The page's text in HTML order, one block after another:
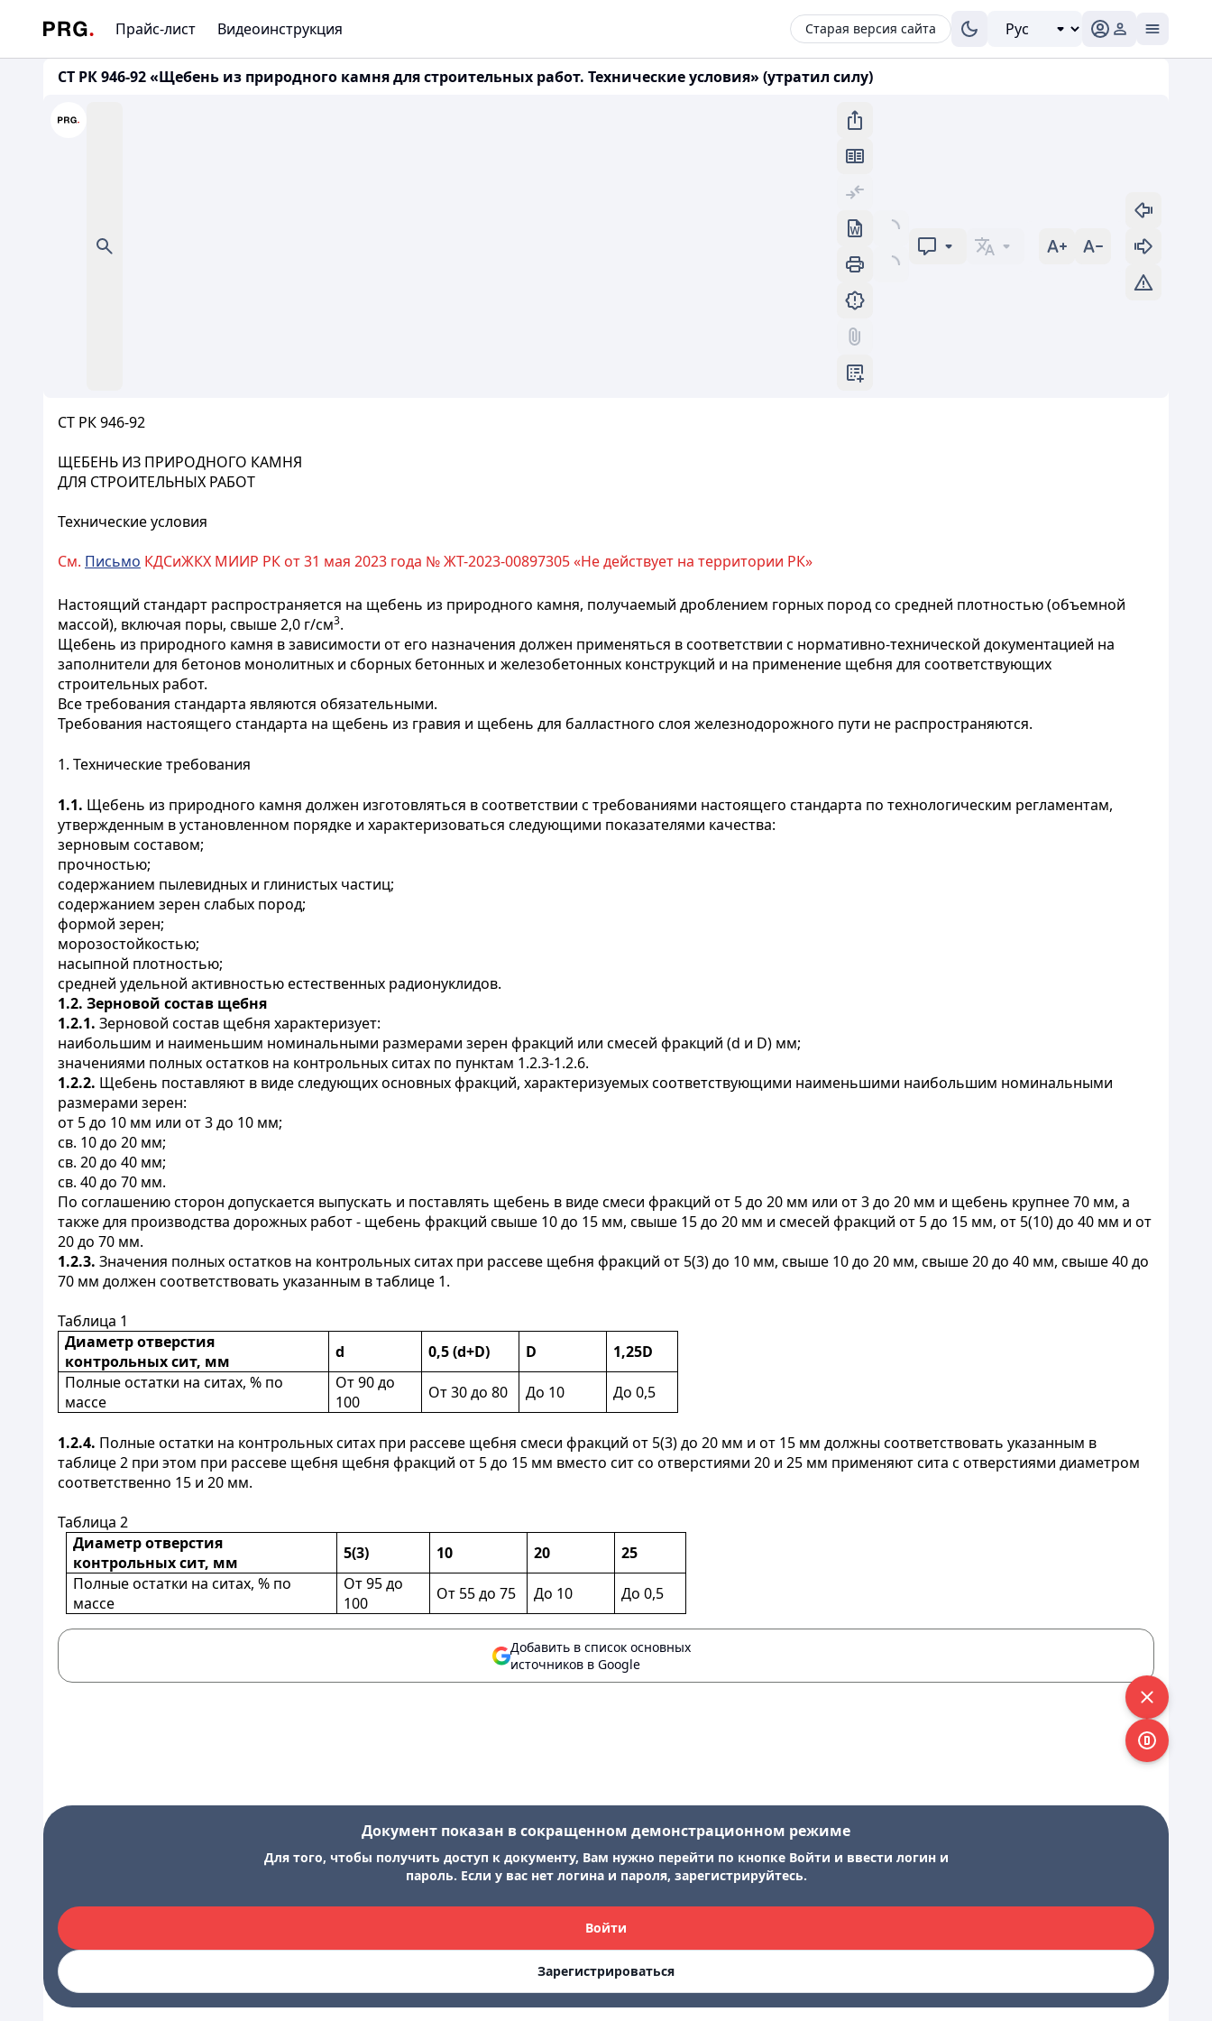
Прайс-лист Видеоинструкция Старая версия сайта
СТ РК 946-92 «Щебень из природного камня для строительных работ. Технические условия» (утратил силу)
СТ РК 946-92
ЩЕБЕНЬ ИЗ ПРИРОДНОГО КАМНЯ
ДЛЯ СТРОИТЕЛЬНЫХ РАБОТ
Технические условия
См. Письмо КДСиЖКХ МИИР РК от 31 мая 2023 года № ЖТ-2023-00897305 «Не действует на территории РК»
Настоящий стандарт распространяется на щебень из природного камня, получаемый дроблением горных пород со средней плотностью (объемной
массой), включая поры, свыше 2,0 г/см3.
Щебень из природного камня в зависимости от его назначения должен применяться в соответствии с нормативно-технической документацией на
заполнители для бетонов монолитных и сборных бетонных и железобетонных конструкций и на применение щебня для соответствующих
строительных работ.
Все требования стандарта являются обязательными.
Требования настоящего стандарта на щебень из гравия и щебень для балластного слоя железнодорожного пути не распространяются.
1. Технические требования
1.1. Щебень из природного камня должен изготовляться в соответствии с требованиями настоящего стандарта по технологическим регламентам,
утвержденным в установленном порядке и характеризоваться следующими показателями качества:
зерновым составом;
прочностью;
содержанием пылевидных и глинистых частиц;
содержанием зерен слабых пород;
формой зерен;
морозостойкостью;
насыпной плотностью;
средней удельной активностью естественных радионуклидов.
1.2. Зерновой состав щебня
1.2.1. Зерновой состав щебня характеризует:
наибольшим и наименьшим номинальными размерами зерен фракций или смесей фракций (d и D) мм;
значениями полных остатков на контрольных ситах по пунктам 1.2.3-1.2.6.
1.2.2. Щебень поставляют в виде следующих основных фракций, характеризуемых соответствующими наименьшими наибольшим номинальными
размерами зерен:
от 5 до 10 мм или от 3 до 10 мм;
св. 10 до 20 мм;
св. 20 до 40 мм;
св. 40 до 70 мм.
По соглашению сторон допускается выпускать и поставлять щебень в виде смеси фракций от 5 до 20 мм или от 3 до 20 мм и щебень крупнее 70 мм, а
также для производства дорожных работ - щебень фракций свыше 10 до 15 мм, свыше 15 до 20 мм и смесей фракций от 5 до 15 мм, от 5(10) до 40 мм и от
20 до 70 мм.
1.2.3. Значения полных остатков на контрольных ситах при рассеве щебня фракций от 5(3) до 10 мм, свыше 10 до 20 мм, свыше 20 до 40 мм, свыше 40 до
70 мм должен соответствовать указанным в таблице 1.
Таблица 1
Диаметр отверстия
контрольных сит, мм
d 0,5 (d+D) D
1,25D
Полные остатки на ситах, % по
массе
От 90 до
100
От 30 до 80 До 10 До 0,5
1.2.4. Полные остатки на контрольных ситах при рассеве щебня смеси фракций от 5(3) до 20 мм и от 15 мм должны соответствовать указанным в
таблице 2 при этом при рассеве щебня щебня фракций от 5 до 15 мм вместо сит со отверстиями 20 и 25 мм применяют сита с отверстиями диаметром
соответственно 15 и 20 мм.
Таблица 2
Диаметр отверстия
контрольных сит, мм
5(3) 10 20
25
Полные остатки на ситах, % по
массе
От 95 до
100
От 55 до 75 До 10 До 0,5
Добавить в список основных
источников в Google
Документ показан в сокращенном демонстрационном режиме
Для того, чтобы получить доступ к документу, Вам нужно перейти по кнопке Войти и ввести логин и
пароль. Если у вас нет логина и пароля, зарегистрируйтесь.
Войти
Зарегистрироваться